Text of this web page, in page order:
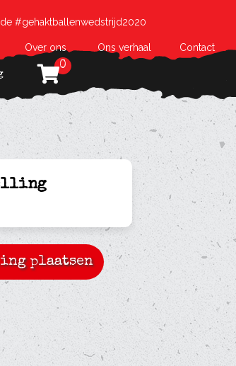
#gehaktballenwedstrijd2020
Over ons Ons verhaal Contact
0